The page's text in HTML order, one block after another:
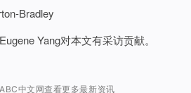
Bradley
Yang对本文有采访贡献。
中文网查看更多最新资讯